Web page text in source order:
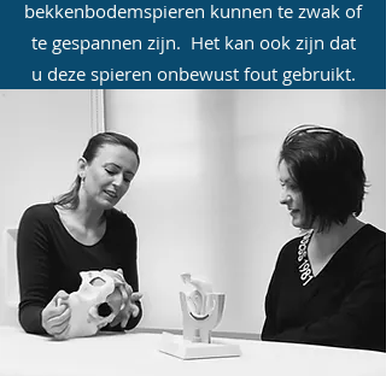
bekkenbodemspieren kunnen te zwak of
te gespannen zijn. Het kan ook zijn dat
u deze spieren onbewust fout gebruikt.